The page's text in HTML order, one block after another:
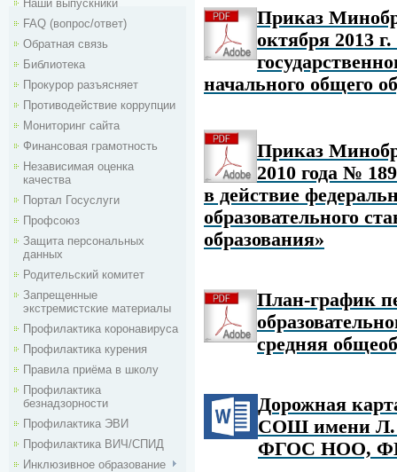
Наши выпускники
FAQ (вопрос/ответ)
Обратная связь
Библиотека
Прокурор разъясняет
Противодействие коррупции
Мониторинг сайта
Финансовая грамотность
Независимая оценка
качества
Портал Госуслуги
Профсоюз
Защита персональных
данных
Родительский комитет
Запрещенные
экстремистские материалы
Профилактика коронавируса
Профилактика курения
Правила приёма в школу
Профилактика
безнадзорности
Профилактика ЭВИ
Профилактика ВИЧ/СПИД
Инклюзивное образование
Приказ
октября 2013
начального общего
Приказ
2010 года №
в действие
образовательного
образования»
План-график
средняя
Дорожная
СОШ имени Л.
ФГОС НОО,